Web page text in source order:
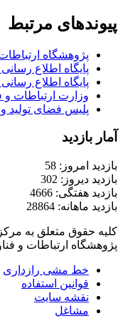
پیوندهای مرتبط
پژوهشگاه
پایگاه اطلاع
پایگاه اطلاع
وزارت ارتباطات و
پلیس فضای تولید و
آمار بازدید
بازدید امروز: 58
بازدید دیروز: 302
بازدید هفتگی: 4666
بازدید ماهانه: 28864
کلیه حقوق متعلق به
پژوهشگاه ارتباطات و
خط مشی رازداری
قوانین استفاده
نقشه سایت
مشاغل